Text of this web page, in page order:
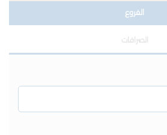
الفروع
الصرافات